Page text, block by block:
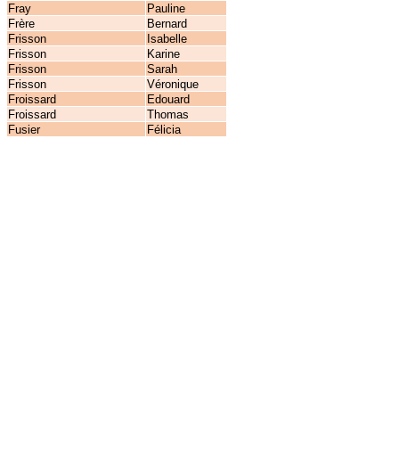
Fray
Pauline
Frère
Bernard
Frisson
Isabelle
Frisson
Karine
Frisson
Sarah
Frisson
Véronique
Froissard
Edouard
Froissard
Thomas
Fusier
Félicia